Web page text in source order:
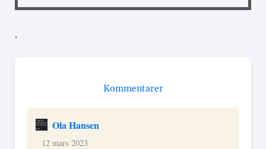
,
Kommentarer
Ola Hansen
12 mars 2023